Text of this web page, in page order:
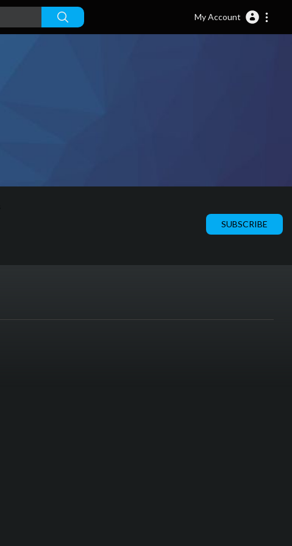
My Account
SUBSCRIBE